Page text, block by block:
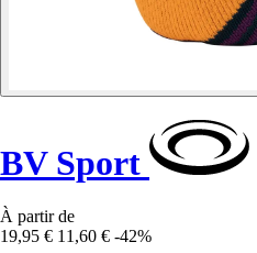
BV Sport
À partir de
19,95 € 11,60 € -42%